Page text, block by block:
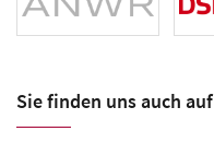
Sie finden uns auch auf